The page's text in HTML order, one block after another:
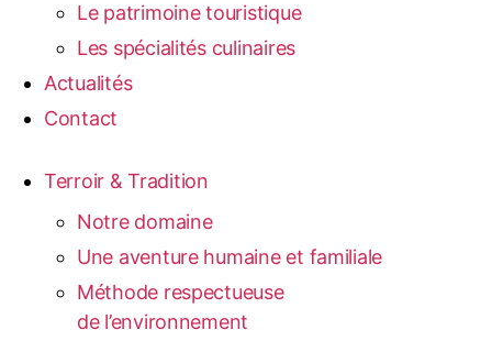
Le patrimoine touristique
Les spécialités culinaires
Actualités
Contact
Terroir & Tradition
Notre domaine
Une aventure humaine et familiale
Méthode respectueuse
de l’environnement